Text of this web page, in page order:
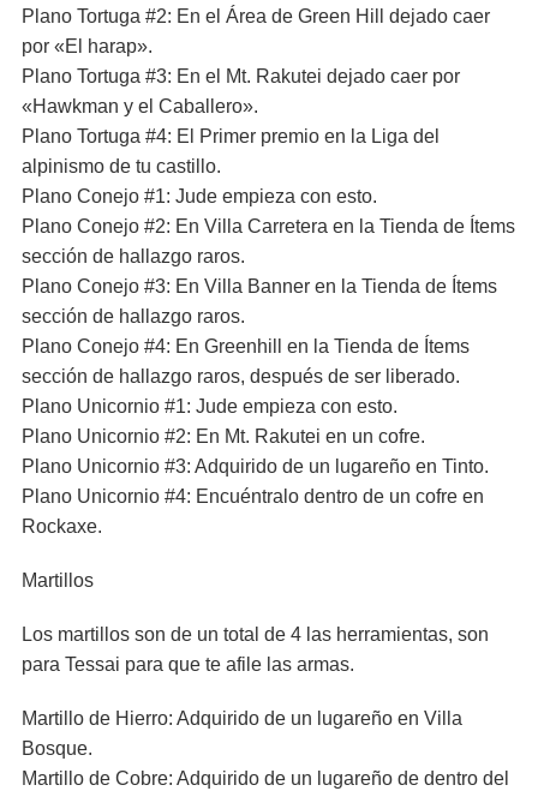
Plano Tortuga #2: En el Área de Green Hill dejado caer
por «El harap».
Plano Tortuga #3: En el Mt. Rakutei dejado caer por
«Hawkman y el Caballero».
Plano Tortuga #4: El Primer premio en la Liga del
alpinismo de tu castillo.
Plano Conejo #1: Jude empieza con esto.
Plano Conejo #2: En Villa Carretera en la Tienda de Ítems
sección de hallazgo raros.
Plano Conejo #3: En Villa Banner en la Tienda de Ítems
sección de hallazgo raros.
Plano Conejo #4: En Greenhill en la Tienda de Ítems
sección de hallazgo raros, después de ser liberado.
Plano Unicornio #1: Jude empieza con esto.
Plano Unicornio #2: En Mt. Rakutei en un cofre.
Plano Unicornio #3: Adquirido de un lugareño en Tinto.
Plano Unicornio #4: Encuéntralo dentro de un cofre en
Rockaxe.
Martillos
Los martillos son de un total de 4 las herramientas, son
para Tessai para que te afile las armas.
Martillo de Hierro: Adquirido de un lugareño en Villa
Bosque.
Martillo de Cobre: Adquirido de un lugareño de dentro del